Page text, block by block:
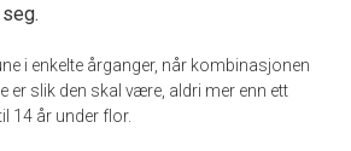
i enkelte årganger, når kombinasjonen
er slik den skal være, aldri mer enn ett
14 år under flor.